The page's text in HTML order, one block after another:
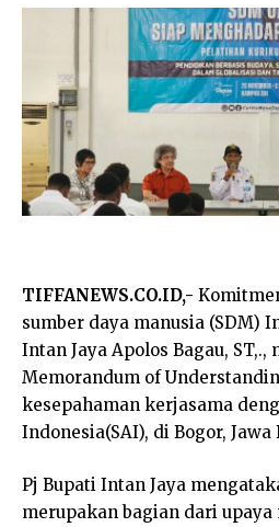
TIFFANEWS.CO.ID,-
sumber daya manusia (SDM)
Intan Jaya Apolos Bagau,
Memorandum of
kesepahaman kerjasama
Indonesia(SAI), di Bogor, Jawa
Pj Bupati Intan Jaya
merupakan bagian dari